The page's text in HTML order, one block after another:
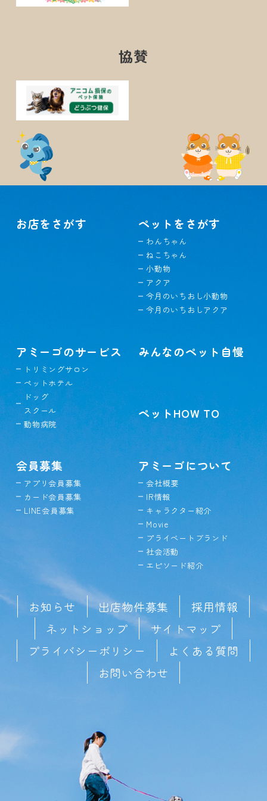
協賛
お店をさがす ペットをさがす
わんちゃん
ねこちゃん
小動物
アクア
今月のいちおし小動物
今月のいちおしアクア
アミーゴのサービス
トリミングサロン
ペットホテル
ドッグ
スクール
動物病院
みんなのペット自慢
ペットHOW TO
会員募集
アプリ会員募集
カード会員募集
LINE会員募集
アミーゴについて
会社概要
IR情報
キャラクター紹介
Movie
プライベートブランド
社会活動
エピソード紹介
お知らせ 出店物件募集
採用情報
ネットショップ
サイトマップ
プライバシーポリシー
よくある質問
お問い合わせ